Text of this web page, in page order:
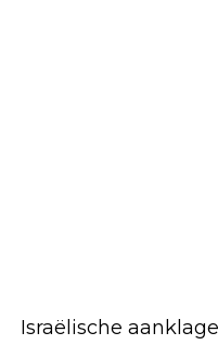
Israëlische